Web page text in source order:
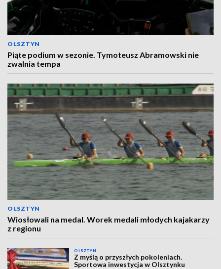
OLSZTYN
Piąte podium w sezonie. Tymoteusz Abramowski nie
zwalnia tempa
OLSZTYN
Wiosłowali na medal. Worek medali młodych kajakarzy
z regionu
OLSZTYN
Z myślą o przyszłych pokoleniach.
Sportowa inwestycja w Olsztynku